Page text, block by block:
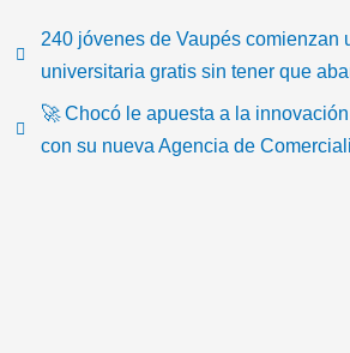
t
o
k
e
b
o
o
k
t
t
e
r
t
u
b
e
240 jóvenes de Vaupés comienzan
universitaria gratis sin tener que
🚀 Chocó le apuesta a la
con su nueva Agencia de